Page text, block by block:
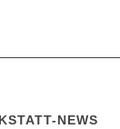
NEWS